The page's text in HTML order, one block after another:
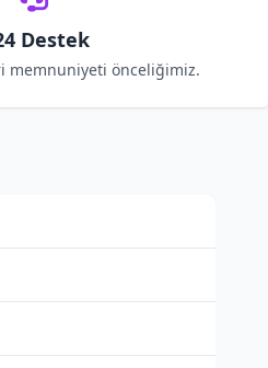
Destek
memnuniyeti önceliğimiz.